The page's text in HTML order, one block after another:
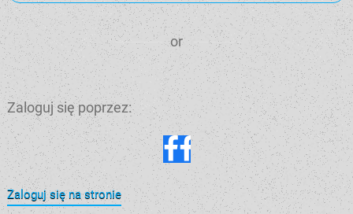
or
Zaloguj się poprzez:
Zaloguj się na stronie